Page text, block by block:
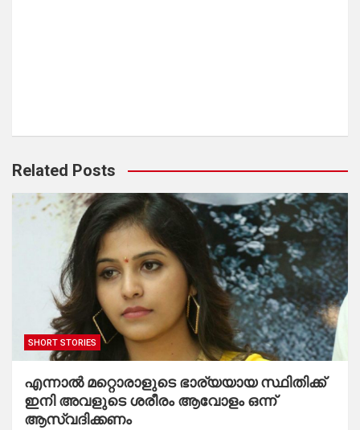
Related Posts
SHORT STORIES
എന്നാൽ മറ്റൊരാളുടെ ഭാര്യയായ സ്ഥിതിക്ക്
ഇനി അവളുടെ ശരീരം ആവോളം ഒന്ന്
ആസ്വദിക്കണം